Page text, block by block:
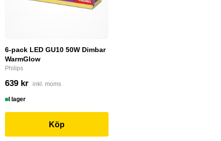
6-pack LED GU10 50W Dimbar
WarmGlow
Philips
639 kr inkl. moms
I lager
Köp